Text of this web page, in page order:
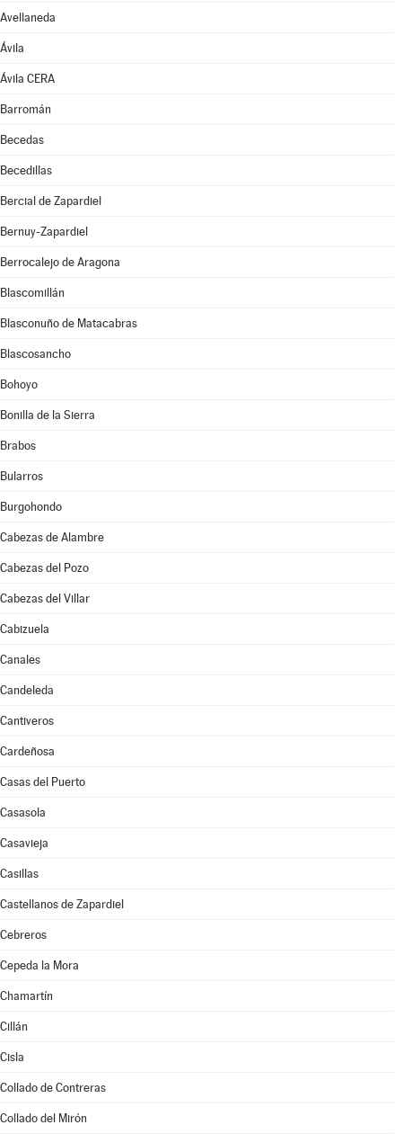
Avellaneda
Ávila
Ávila CERA
Barromán
Becedas
Becedillas
Bercial de Zapardiel
Bernuy-Zapardiel
Berrocalejo de Aragona
Blascomillán
Blasconuño de Matacabras
Blascosancho
Bohoyo
Bonilla de la Sierra
Brabos
Bularros
Burgohondo
Cabezas de Alambre
Cabezas del Pozo
Cabezas del Villar
Cabizuela
Canales
Candeleda
Cantiveros
Cardeñosa
Casas del Puerto
Casasola
Casavieja
Casillas
Castellanos de Zapardiel
Cebreros
Cepeda la Mora
Chamartín
Cillán
Cisla
Collado de Contreras
Collado del Mirón